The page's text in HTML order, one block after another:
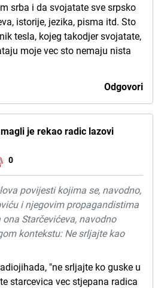
srba i da svojatate sve srpsko
istorije, jezika, pisma itd. Sto
tesla, kojeg takodjer svojatate,
moje vec sto nemaju nista
Odgovori
je rekao radic lazovi
0
povijesti kojima se, navodno,
i njegovim propagandistima
Starčevićeva, navodno
kontekstu: Ne srljajte kao
"ne srljajte ko guske u
starcevica vec stjepana radica